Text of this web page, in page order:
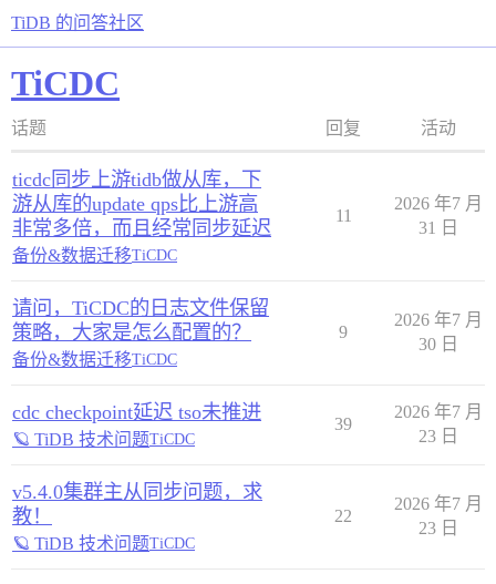
TiDB 的问答社区
TiCDC
话题 回复 活动
ticdc同步上游tidb做从库，下
游从库的update qps比上游高
非常多倍，而且经常同步延迟
备份&数据迁移TiCDC
11
2026 年7 月
31 日
请问，TiCDC的日志文件保留
策略，大家是怎么配置的？
备份&数据迁移TiCDC
9
2026 年7 月
30 日
cdc checkpoint延迟 tso未推进
🪐 TiDB 技术问题TiCDC
39
2026 年7 月
23 日
v5.4.0集群主从同步问题，求
教！
🪐 TiDB 技术问题TiCDC
22
2026 年7 月
23 日